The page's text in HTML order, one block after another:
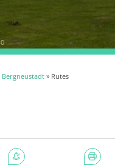
Bergneustadt » Rutes